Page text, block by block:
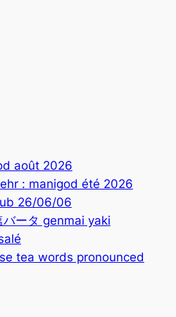
août 2026
: manigod été 2026
26/06/06
バータ genmai yaki
tea words pronounced